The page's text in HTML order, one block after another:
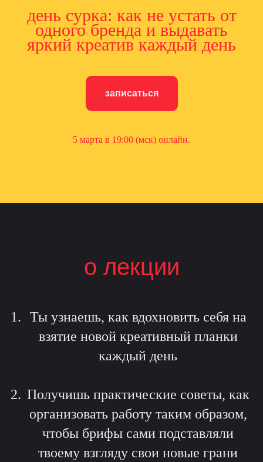
день сурка: как не устать от
одного бренда и выдавать
яркий креатив каждый день
записаться
5 марта в 19:00 (мск) онлайн.
о лекции
Ты узнаешь, как вдохновить себя на
взятие новой креативный планки
каждый день
Получишь практические советы, как
организовать работу таким образом,
чтобы брифы сами подставляли
твоему взгляду свои новые грани